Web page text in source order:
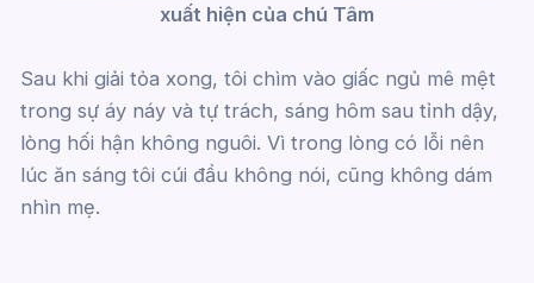
xuất hiện của chú Tâm
Sau khi giải tỏa xong, tôi chìm vào giấc ngủ mê mệt
trong sự áy náy và tự trách, sáng hôm sau tỉnh dậy,
lòng hối hận không nguôi. Vì trong lòng có lỗi nên
lúc ăn sáng tôi cúi đầu không nói, cũng không dám
nhìn mẹ.